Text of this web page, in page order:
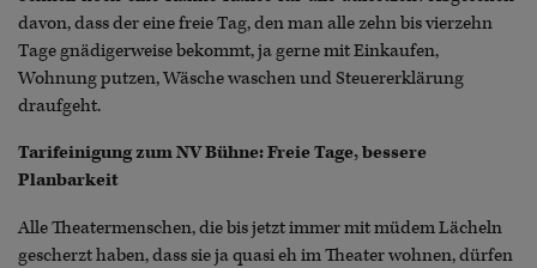
davon, dass der eine freie Tag, den man alle zehn bis vierzehn
Tage gnädigerweise bekommt, ja gerne mit Einkaufen,
Wohnung putzen, Wäsche waschen und Steuererklärung
draufgeht.
Tarifeinigung zum NV Bühne: Freie Tage, bessere
Planbarkeit
Alle Theatermenschen, die bis jetzt immer mit müdem Lächeln
gescherzt haben, dass sie ja quasi eh im Theater wohnen, dürfen